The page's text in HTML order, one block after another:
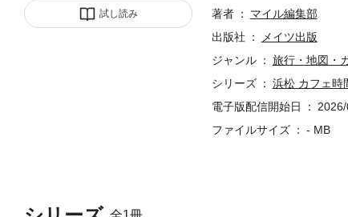
試し読み
の西部エリアで見つけ
＊ Stationery cafe
ど
著者
マイル編集部
出版社
メイツ出版
ジャンル
旅行・地図・
シリーズ
浜松 カフェ時
電子版配信開始日
ファイルサイズ
- MB